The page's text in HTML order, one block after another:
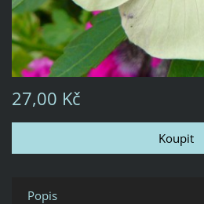
27,00 Kč
Popis